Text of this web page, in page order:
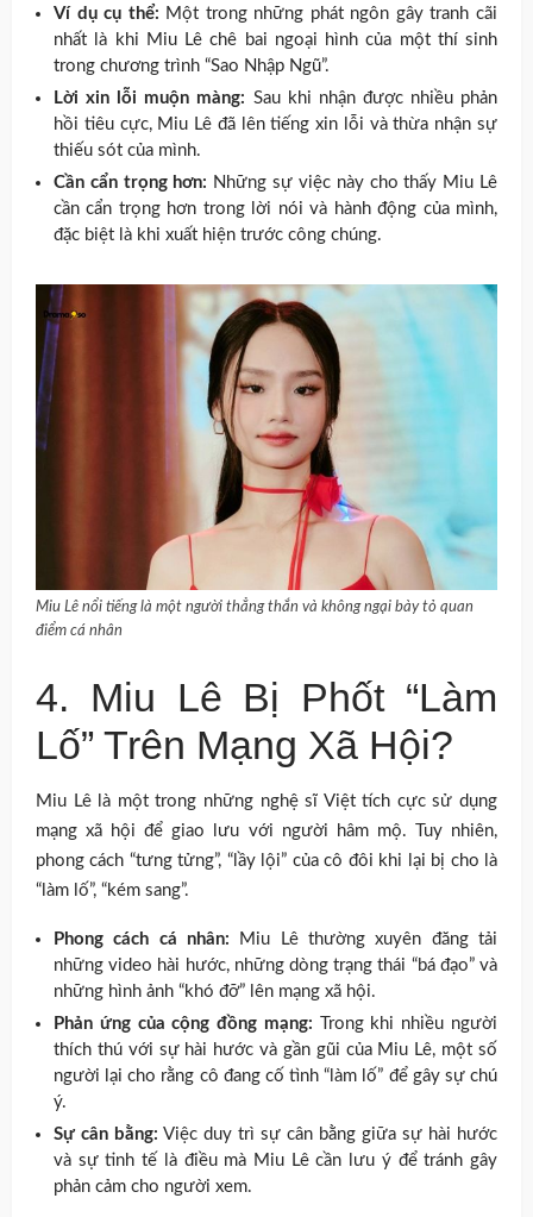
Ví dụ cụ thể: Một trong những phát ngôn gây tranh cãi
nhất là khi Miu Lê chê bai ngoại hình của một thí sinh
trong chương trình “Sao Nhập Ngũ”.
Lời xin lỗi muộn màng: Sau khi nhận được nhiều phản
hồi tiêu cực, Miu Lê đã lên tiếng xin lỗi và thừa nhận sự
thiếu sót của mình.
Cần cẩn trọng hơn: Những sự việc này cho thấy Miu Lê
cần cẩn trọng hơn trong lời nói và hành động của mình,
đặc biệt là khi xuất hiện trước công chúng.
Miu Lê nổi tiếng là một người thẳng thắn và không ngại bày tỏ quan
điểm cá nhân
4. Miu Lê Bị Phốt “Làm
Lố” Trên Mạng Xã Hội?
Miu Lê là một trong những nghệ sĩ Việt tích cực sử dụng
mạng xã hội để giao lưu với người hâm mộ. Tuy nhiên,
phong cách “tưng tửng”, “lầy lội” của cô đôi khi lại bị cho là
“làm lố”, “kém sang”.
Phong cách cá nhân: Miu Lê thường xuyên đăng tải
những video hài hước, những dòng trạng thái “bá đạo” và
những hình ảnh “khó đỡ” lên mạng xã hội.
Phản ứng của cộng đồng mạng: Trong khi nhiều người
thích thú với sự hài hước và gần gũi của Miu Lê, một số
người lại cho rằng cô đang cố tình “làm lố” để gây sự chú
ý.
Sự cân bằng: Việc duy trì sự cân bằng giữa sự hài hước
và sự tinh tế là điều mà Miu Lê cần lưu ý để tránh gây
phản cảm cho người xem.